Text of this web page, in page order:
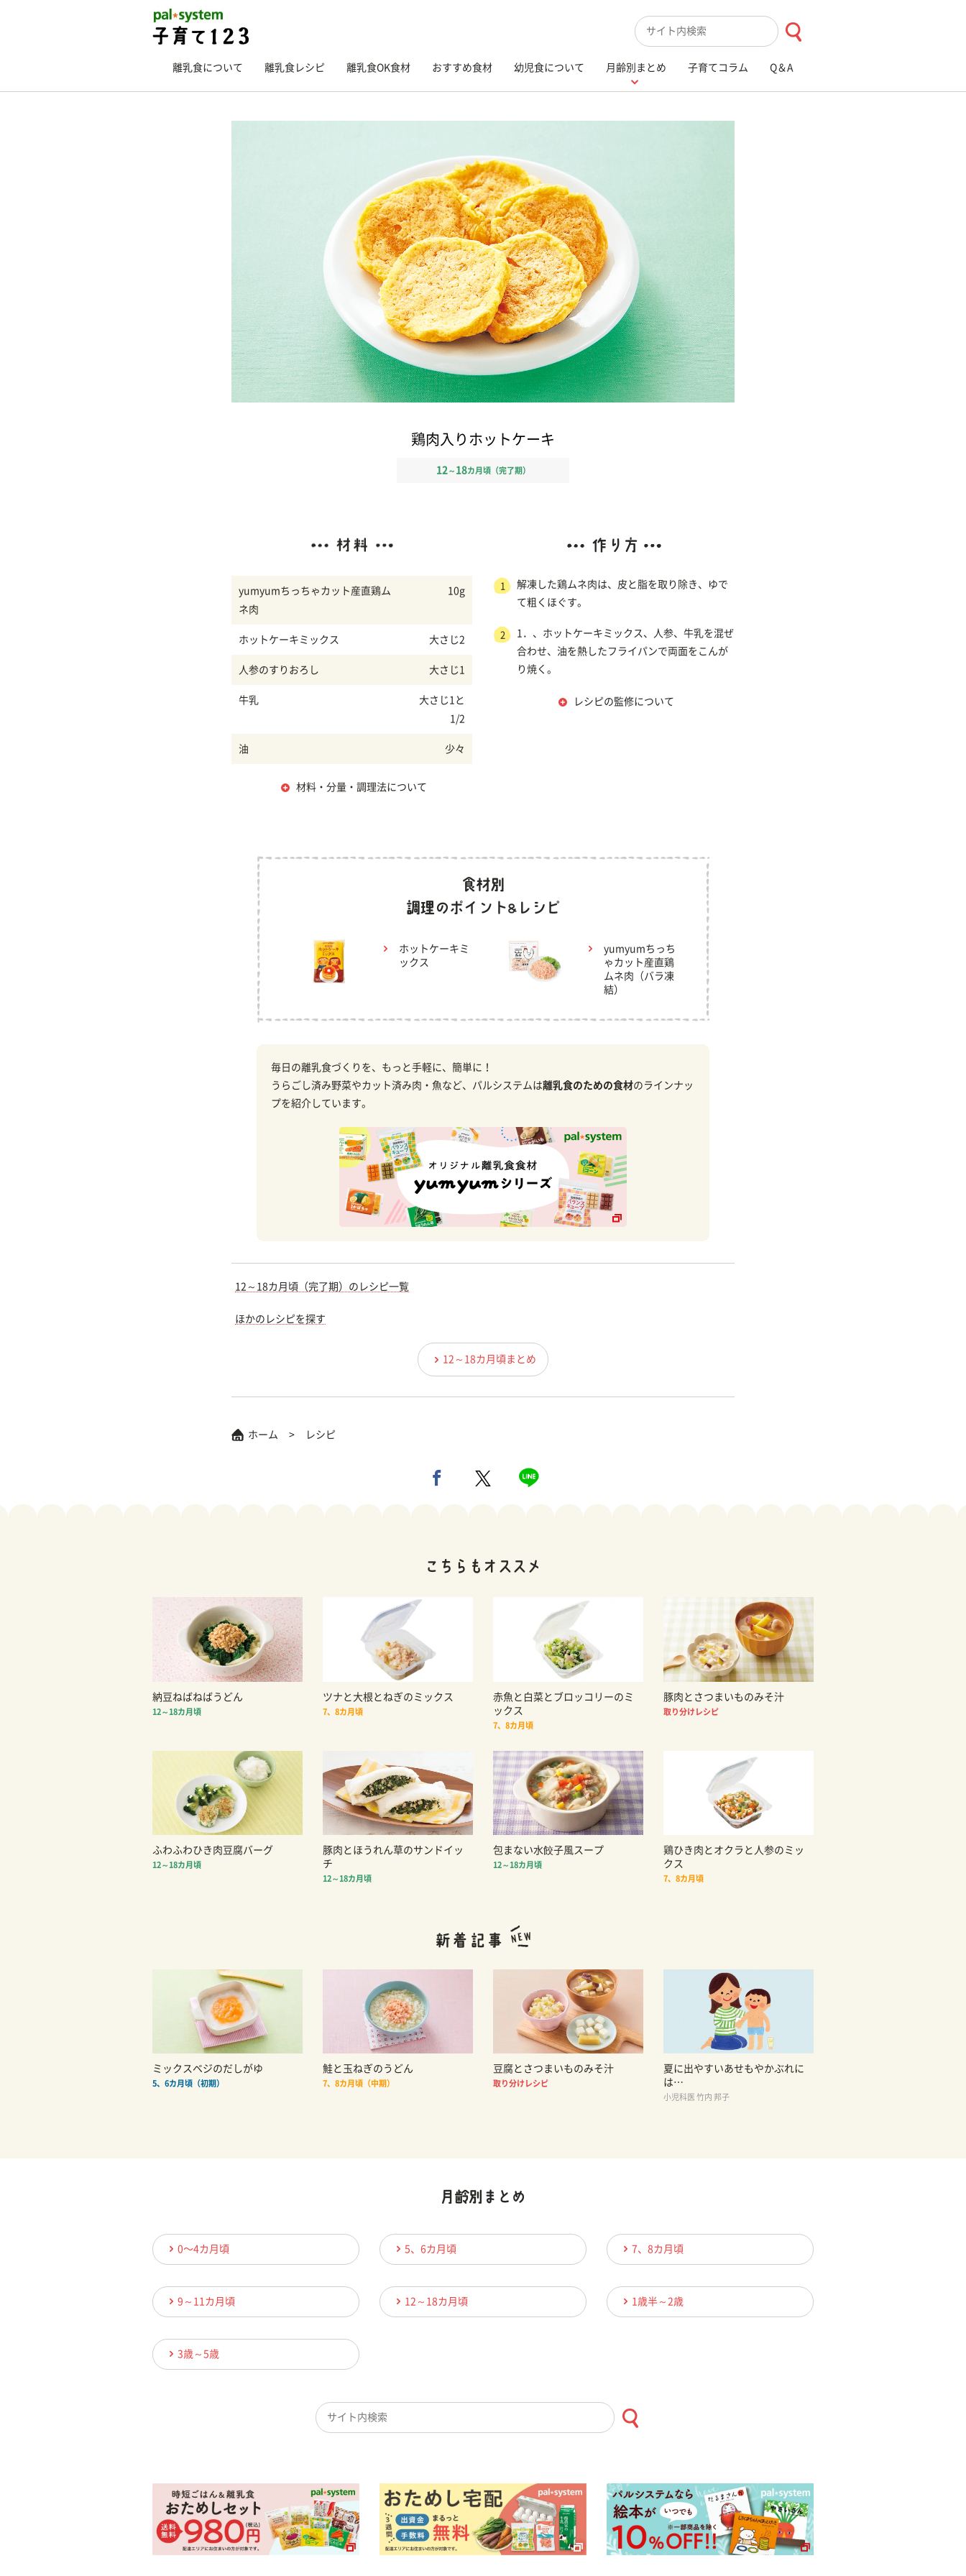
検索キーワード入力
離乳食について 離乳食レシピ 離乳食OK食材 おすすめ食材 幼児食について 月齢別まとめ 子育てコラム Q＆A
鶏肉入りホットケーキ
12 ～ 18カ月頃（完了期）
yumyumちっちゃカット産直鶏ム
ネ肉
10g
ホットケーキミックス 大さじ2
人参のすりおろし 大さじ1
牛乳
大さじ1と
1/2
油 少々
材料・分量・調理法について
1
解凍した鶏ムネ肉は、皮と脂を取り除き、ゆで
て粗くほぐす。
2
1．、ホットケーキミックス、人参、牛乳を混ぜ
合わせ、油を熱したフライパンで両面をこんが
り焼く。
レシピの監修について
ホットケーキミ
ックス
yumyumちっち
ゃカット産直鶏
ムネ肉（バラ凍
結）
毎日の離乳食づくりを、もっと手軽に、簡単に！
うらごし済み野菜やカット済み肉・魚など、パルシステムは離乳食のための食材のラインナッ
プを紹介しています。
12～18カ月頃（完了期）のレシピ一覧
ほかのレシピを探す
12～18カ月頃まとめ
ホーム レシピ
納豆ねばねばうどん
12～18カ月頃
ツナと大根とねぎのミックス
7、8カ月頃
赤魚と白菜とブロッコリーのミ
ックス
7、8カ月頃
豚肉とさつまいものみそ汁
取り分けレシピ
ふわふわひき肉豆腐バーグ
12～18カ月頃
豚肉とほうれん草のサンドイッ
チ
12～18カ月頃
包まない水餃子風スープ
12～18カ月頃
鶏ひき肉とオクラと人参のミッ
クス
7、8カ月頃
ミックスベジのだしがゆ
5、6カ月頃（初期）
鮭と玉ねぎのうどん
7、8カ月頃（中期）
豆腐とさつまいものみそ汁
取り分けレシピ
夏に出やすいあせもやかぶれに
は…
小児科医 竹内 邦子
0〜4カ月頃 5、6カ月頃 7、8カ月頃
9～11カ月頃 12～18カ月頃 1歳半～2歳
3歳～5歳
検索キーワード入力